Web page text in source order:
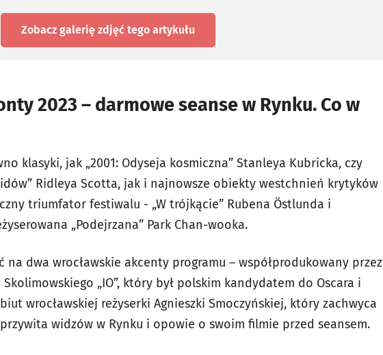
Zobacz galerię zdjęć tego artykułu
2023 – darmowe seanse w Rynku. Co w
klasyki, jak „2001: Odyseja kosmiczna” Stanleya Kubricka, czy
Ridleya Scotta, jak i najnowsze obiekty westchnień krytyków
triumfator festiwalu - „W trójkącie” Rubena Östlunda i
„Podejrzana” Park Chan-wooka.
na dwa wrocławskie akcenty programu – współprodukowany przez
„IO”, który był polskim kandydatem do Oscara i
wrocławskiej reżyserki Agnieszki Smoczyńskiej, który zachwyca
widzów w Rynku i opowie o swoim filmie przed seansem.